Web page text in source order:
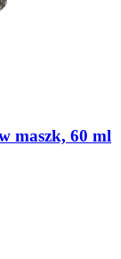
maszk, 60 ml